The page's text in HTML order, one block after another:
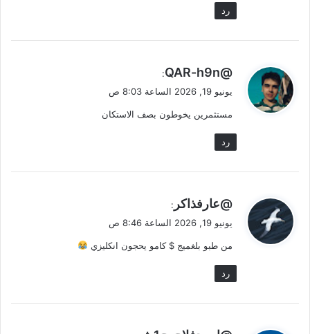
رد
ي
ل
@QAR-h9n
:
يونيو 19, 2026 الساعة 8:03 ص
مستثمرين يخوطون بصف الاستكان
رد
ي
ل
@عارفذاكر :
يونيو 19, 2026 الساعة 8:46 ص
من طبو بلغميج $ كامو يحجون انكليزي
رد
ي